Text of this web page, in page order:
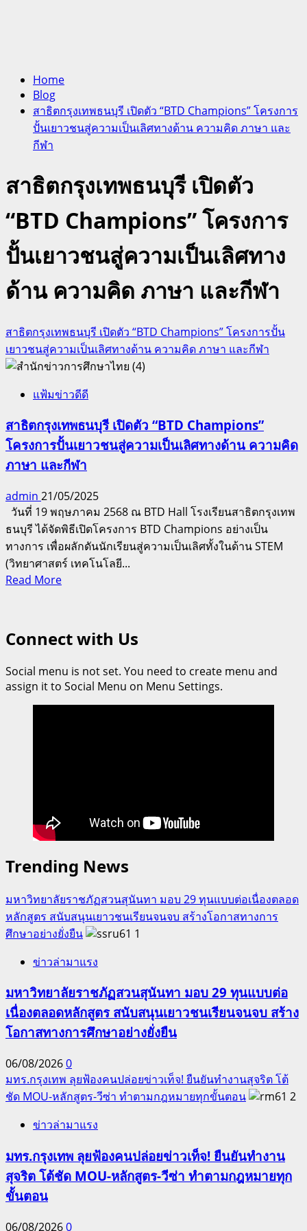
Home
Blog
สาธิตกรุงเทพธนบุรี เปิดตัว “BTD Champions” โครงการ
ปั้นเยาวชนสู่ความเป็นเลิศทางด้าน ความคิด​ ภาษา และ
กีฬา
สาธิตกรุงเทพธนบุรี เปิดตัว
“BTD Champions” โครงการ
ปั้นเยาวชนสู่ความเป็นเลิศทาง
ด้าน ความคิด​ ภาษา และกีฬา
สาธิตกรุงเทพธนบุรี เปิดตัว “BTD Champions” โครงการปั้น
เยาวชนสู่ความเป็นเลิศทางด้าน ความคิด​ ภาษา และกีฬา
แฟ้มข่าวดีดี
สาธิตกรุงเทพธนบุรี เปิดตัว “BTD Champions”
โครงการปั้นเยาวชนสู่ความเป็นเลิศทางด้าน ความคิด​
ภาษา และกีฬา
admin 21/05/2025
วันที่ 19 พฤษภาคม 2568 ณ BTD Hall โรงเรียนสาธิตกรุงเทพ
ธนบุรี ได้จัดพิธีเปิดโครงการ BTD Champions อย่างเป็น
ทางการ เพื่อผลักดันนักเรียนสู่ความเป็นเลิศทั้งในด้าน STEM
(วิทยาศาสตร์ เทคโนโลยี...
Read MoreRead
กรุงเทพ
เปิด
ตัว
เลิศ
ทาง
ด้าน
ความ
คิด​
ภาษา
กีฬา
Connect with Us
Social menu is not set. You need to create menu and
assign it to Social Menu on Menu Settings.
Trending News
มหาวิทยาลัยราชภัฏสวนสุนันทา มอบ 29 ทุนแบบต่อเนื่องตลอด
หลักสูตร สนับสนุนเยาวชนเรียนจนจบ สร้างโอกาสทางการ
ศึกษาอย่างยั่งยืน
1
ข่าวล่ามาแรง
มหาวิทยาลัยราชภัฏสวนสุนันทา มอบ 29 ทุนแบบต่อ
เนื่องตลอดหลักสูตร สนับสนุนเยาวชนเรียนจนจบ สร้าง
โอกาสทางการศึกษาอย่างยั่งยืน
06/08/20260
มทร.กรุงเทพ ลุยฟ้องคนปล่อยข่าวเท็จ! ยืนยันทำงานสุจริต โต้
ชัด MOU-หลักสูตร-วีซ่า ทำตามกฎหมายทุกขั้นตอน
2
ข่าวล่ามาแรง
มทร.กรุงเทพ ลุยฟ้องคนปล่อยข่าวเท็จ! ยืนยันทำงาน
สุจริต โต้ชัด MOU-หลักสูตร-วีซ่า ทำตามกฎหมายทุก
ขั้นตอน
06/08/20260